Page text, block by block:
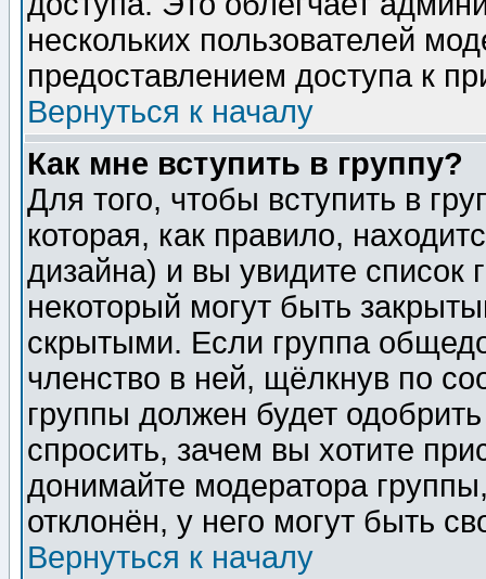
нескольких пользователей
предоставлением доступа к
Вернуться к началу
Как мне вступить в группу?
Для того, чтобы вступить в
которая, как правило,
дизайна) и вы увидите список
некоторый могут быть
скрытыми. Если группа
членство в ней, щёлкнув по
группы должен будет
спросить, зачем вы хотите
донимайте модератора
отклонён, у него могут быть
Вернуться к началу